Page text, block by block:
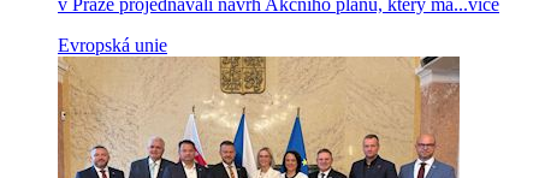
v Praze projednávali návrh Akčního plánu, který má...více
Evropská unie